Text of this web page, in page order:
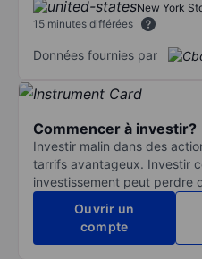
New York
15 minutes différées
Données fournies par
Commencer à investir?
Investir malin dans des
tarrifs avantageux. Investir
investissement peut perdre
Ouvrir un
compte